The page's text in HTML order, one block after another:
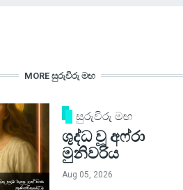
MORE සුරුවිරු මඟ
සුරුවිරු මඟ
ශුද්ධ වූ අෆ්රා
මුනිවරිය
Aug 05, 2026